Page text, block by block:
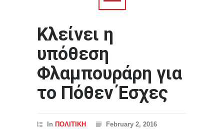
Κλείνει η
υπόθεση
Φλαμπουράρη για
το Πόθεν Έσχες
In ΠΟΛΙΤΙΚΗ
February 2, 2016